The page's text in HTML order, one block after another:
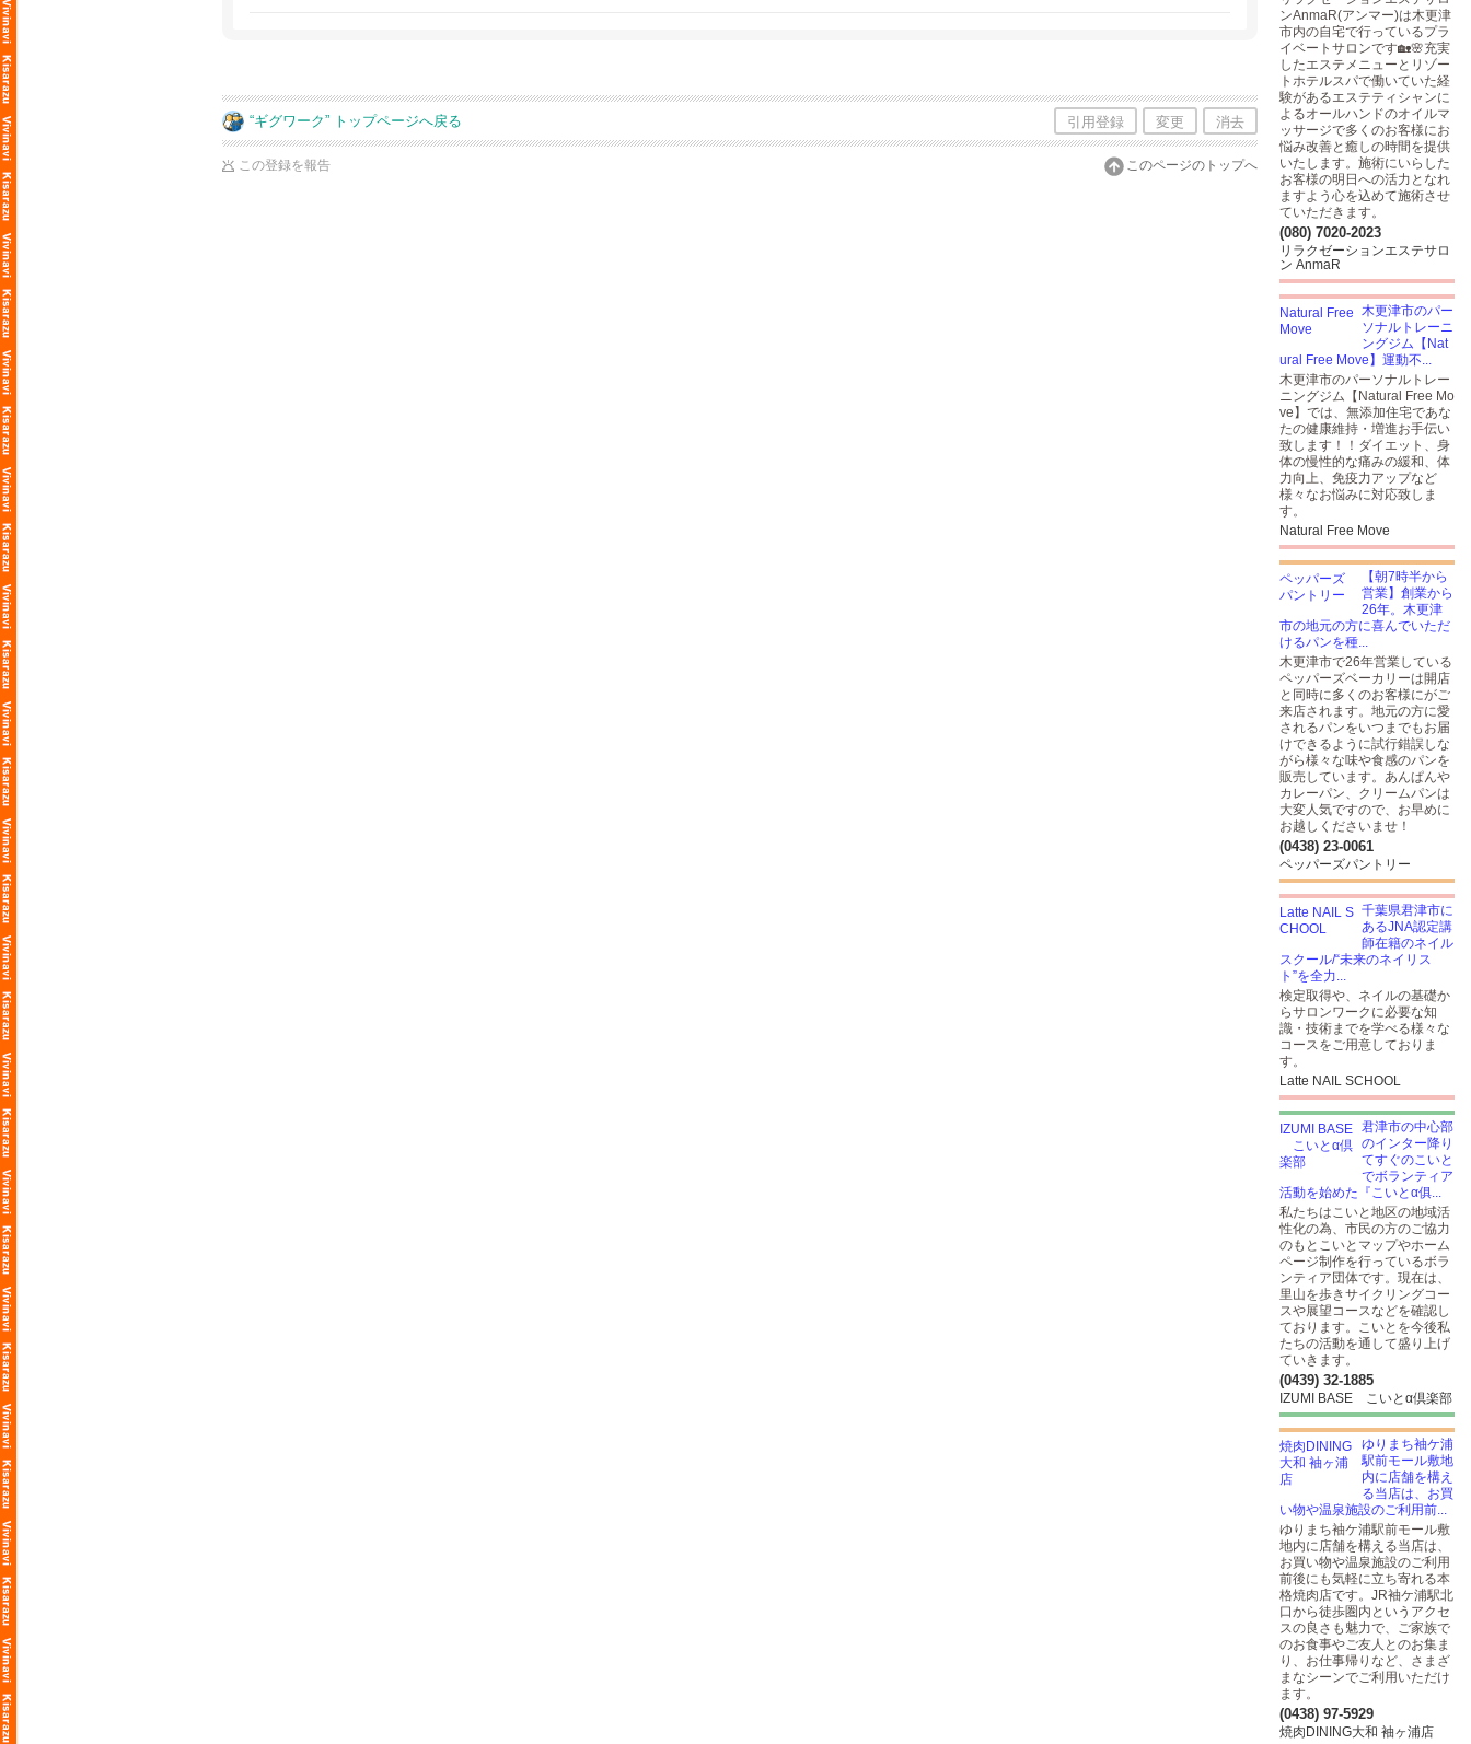
“ギグワーク” トップページへ戻る 引用登録 変更 消去
この登録を報告 このページのトップへ
ンAnmaR(アンマー)は木更津
市内の自宅で行っているプラ
イベートサロンです🏡🌸充実
したエステメニューとリゾー
トホテルスパで働いていた経
験があるエステティシャンに
よるオールハンドのオイルマ
ッサージで多くのお客様にお
悩み改善と癒しの時間を提供
いたします。施術にいらした
お客様の明日への活力となれ
ますよう心を込めて施術させ
ていただきます。
(080) 7020-2023
リラクゼーションエステサロ
ン AnmaR
木更津市のパー
ソナルトレーニ
ングジム【Nat
ural Free Move】運動不...
木更津市のパーソナルトレー
ニングジム【Natural Free Mo
ve】では、無添加住宅であな
たの健康維持・増進お手伝い
致します！！ダイエット、身
体の慢性的な痛みの緩和、体
力向上、免疫力アップなど
様々なお悩みに対応致しま
す。
Natural Free Move
【朝7時半から
営業】創業から
26年。木更津
市の地元の方に喜んでいただ
けるパンを種...
木更津市で26年営業している
ペッパーズベーカリーは開店
と同時に多くのお客様にがご
来店されます。地元の方に愛
されるパンをいつまでもお届
けできるように試行錯誤しな
がら様々な味や食感のパンを
販売しています。あんぱんや
カレーパン、クリームパンは
大変人気ですので、お早めに
お越しくださいませ！
(0438) 23-0061
ペッパーズパントリー
千葉県君津市に
あるJNA認定講
師在籍のネイル
スクール/“未来のネイリス
ト”を全力...
検定取得や、ネイルの基礎か
らサロンワークに必要な知
識・技術までを学べる様々な
コースをご用意しておりま
す。
Latte NAIL SCHOOL
君津市の中心部
のインター降り
てすぐのこいと
でボランティア
活動を始めた『こいとα俱...
私たちはこいと地区の地域活
性化の為、市民の方のご協力
のもとこいとマップやホーム
ページ制作を行っているボラ
ンティア団体です。現在は、
里山を歩きサイクリングコー
スや展望コースなどを確認し
ております。こいとを今後私
たちの活動を通して盛り上げ
ていきます。
(0439) 32-1885
IZUMI BASE こいとα倶楽部
ゆりまち袖ケ浦
駅前モール敷地
内に店舗を構え
る当店は、お買
い物や温泉施設のご利用前...
ゆりまち袖ケ浦駅前モール敷
地内に店舗を構える当店は、
お買い物や温泉施設のご利用
前後にも気軽に立ち寄れる本
格焼肉店です。JR袖ケ浦駅北
口から徒歩圏内というアクセ
スの良さも魅力で、ご家族で
のお食事やご友人とのお集ま
り、お仕事帰りなど、さまざ
まなシーンでご利用いただけ
ます。
(0438) 97-5929
焼肉DINING大和 袖ヶ浦店